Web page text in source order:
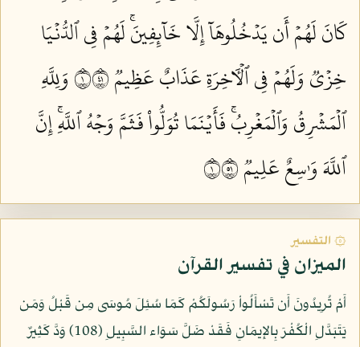
كَانَ لَهُمۡ أَن يَدۡخُلُوهَآ إِلَّا خَآئِفِينَۚ لَهُمۡ فِي ٱلدُّنۡيَا
خِزۡيٞ وَلَهُمۡ فِي ٱلۡأٓخِرَةِ عَذَابٌ عَظِيمٞ ١١٤
وَلِلَّهِ
ٱلۡمَشۡرِقُ وَٱلۡمَغۡرِبُۚ فَأَيۡنَمَا تُوَلُّواْ فَثَمَّ وَجۡهُ ٱللَّهِۚ إِنَّ
ٱللَّهَ وَٰسِعٌ عَلِيمٞ ١١٥
۞ التفسير
الميزان في تفسير القرآن
أَمْ تُرِيدُونَ أَن تَسْأَلُواْ رَسُولَكُمْ كَمَا سُئِلَ مُوسَى مِن قَبْلُ وَمَن
يَتَبَدَّلِ الْكُفْرَ بِالإِيمَانِ فَقَدْ ضَلَّ سَوَاء السَّبِيلِ (108) وَدَّ كَثِيرٌ